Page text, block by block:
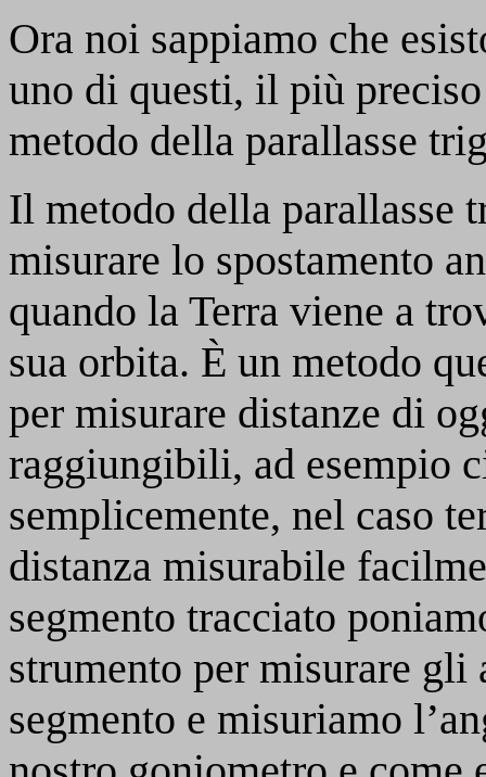
Ora noi sappiamo che
uno di questi, il più
metodo della parallasse
Il metodo della parallasse
misurare lo spostamento
quando la Terra viene a
sua orbita. È un metodo
per misurare distanze di
raggiungibili, ad esempio
semplicemente, nel caso
distanza misurabile
segmento tracciato
strumento per misurare
segmento e misuriamo